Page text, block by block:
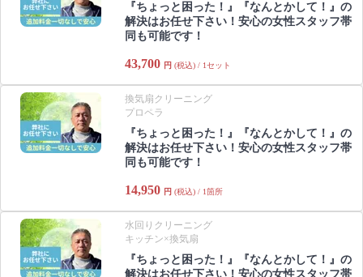
『ちょっと困った！』『なんとかして！』の
解決はお任せ下さい！安心の女性スタッフ帯
同も可能です！
43,700 円 (税込) / 1セット
換気扇クリーニング
プロペラ
『ちょっと困った！』『なんとかして！』の
解決はお任せ下さい！安心の女性スタッフ帯
同も可能です！
14,950 円 (税込) / 1箇所
水回りクリーニング
キッチン×換気扇
『ちょっと困った！』『なんとかして！』の
解決はお任せ下さい！安心の女性スタッフ帯